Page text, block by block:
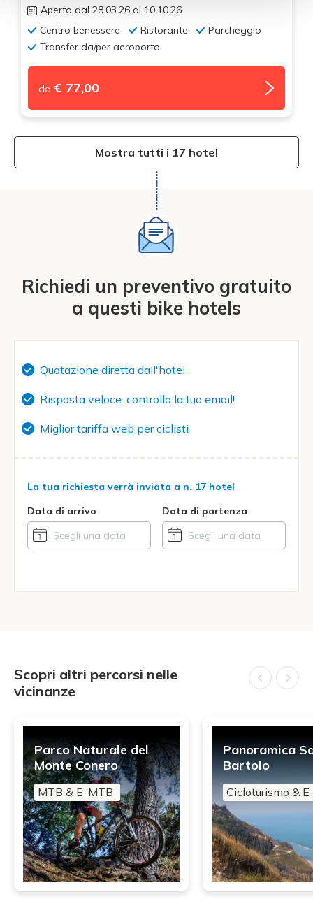
Aperto dal 28.03.26 al 10.10.26
Centro benessere
Ristorante
Parcheggio
Transfer da/per aeroporto
da € 77,00
Mostra tutti i 17 hotel
Richiedi un preventivo gratuito
a questi bike hotels
Quotazione diretta dall'hotel
Risposta veloce: controlla la tua email!
Miglior tariffa web per ciclisti
La tua richiesta verrà inviata a n. 17 hotel
Data di arrivo
Data di partenza
Scopri altri percorsi nelle
vicinanze
Parco Naturale del
Monte Conero
MTB & E-MTB
Panoramica
Bartolo
Cicloturismo &